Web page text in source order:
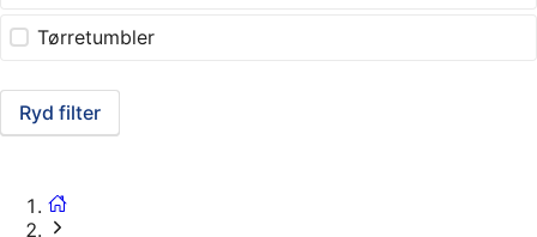
Tørretumbler
Ryd filter